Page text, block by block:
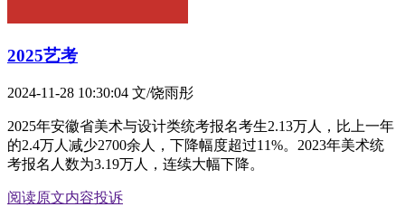
2025艺考
2024-11-28 10:30:04 文/饶雨彤
2025年安徽省美术与设计类统考报名考生2.13万人，比上一年
的2.4万人减少2700余人，下降幅度超过11%。2023年美术统
考报名人数为3.19万人，连续大幅下降。
阅读原文内容投诉